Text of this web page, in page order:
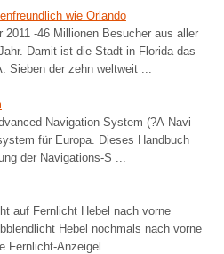
wie Orlando
2011 -46 Millionen Besucher aus aller
Damit ist die Stadt in Florida das
Sieben der zehn weltweit ...
Navigation System (?A-Navi
für Europa. Dieses Handbuch
der Navigations-S ...
auf Fernlicht Hebel nach vorne
Hebel nochmals nach vorne
Fernlicht-Anzeigel ...